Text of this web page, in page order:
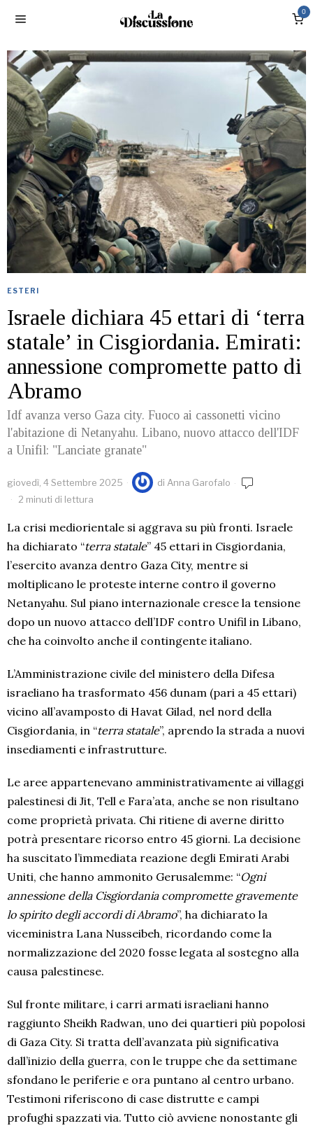
0
ESTERI
Israele dichiara 45 ettari di ‘terra
statale’ in Cisgiordania. Emirati:
annessione compromette patto di
Abramo
Idf avanza verso Gaza city. Fuoco ai cassonetti vicino
l'abitazione di Netanyahu. Libano, nuovo attacco dell'IDF
a Unifil: "Lanciate granate"
giovedì, 4 Settembre 2025 di Anna Garofalo
2 minuti di lettura
La crisi mediorientale si aggrava su più fronti. Israele
ha dichiarato “terra statale” 45 ettari in Cisgiordania,
l’esercito avanza dentro Gaza City, mentre si
moltiplicano le proteste interne contro il governo
Netanyahu. Sul piano internazionale cresce la tensione
dopo un nuovo attacco dell’IDF contro Unifil in Libano,
che ha coinvolto anche il contingente italiano.
L’Amministrazione civile del ministero della Difesa
israeliano ha trasformato 456 dunam (pari a 45 ettari)
vicino all’avamposto di Havat Gilad, nel nord della
Cisgiordania, in “terra statale”, aprendo la strada a nuovi
insediamenti e infrastrutture.
Le aree appartenevano amministrativamente ai villaggi
palestinesi di Jit, Tell e Fara’ata, anche se non risultano
come proprietà privata. Chi ritiene di averne diritto
potrà presentare ricorso entro 45 giorni. La decisione
ha suscitato l’immediata reazione degli Emirati Arabi
Uniti, che hanno ammonito Gerusalemme: “Ogni
annessione della Cisgiordania compromette gravemente
lo spirito degli accordi di Abramo”, ha dichiarato la
viceministra Lana Nusseibeh, ricordando come la
normalizzazione del 2020 fosse legata al sostegno alla
causa palestinese.
Sul fronte militare, i carri armati israeliani hanno
raggiunto Sheikh Radwan, uno dei quartieri più popolosi
di Gaza City. Si tratta dell’avanzata più significativa
dall’inizio della guerra, con le truppe che da settimane
sfondano le periferie e ora puntano al centro urbano.
Testimoni riferiscono di case distrutte e campi
profughi spazzati via. Tutto ciò avviene nonostante gli